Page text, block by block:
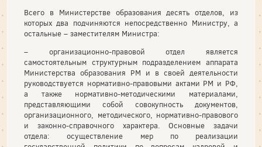
Всего в Министерстве образования десять отделов, из
которых два подчиняются непосредственно Министру, а
остальные – заместителям Министра:
– организационно-правовой отдел является
самостоятельным структурным подразделением аппарата
Министерства образования РМ и в своей деятельности
руководствуется нормативно-правовыми актами РМ и РФ,
а также нормативно-методическими материалами,
представляющими собой совокупность документов,
организационного, методического, нормативно-правового
и законно-справочного характера. Основные задачи
отдела: осуществление мер по реализации